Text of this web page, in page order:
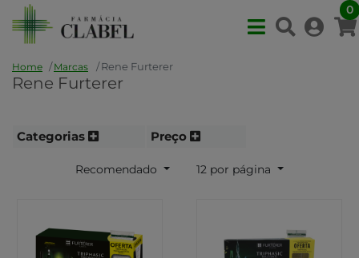
0
Home Marcas Rene Furterer
Rene Furterer
Categorias Preço
Recomendado 12 por página